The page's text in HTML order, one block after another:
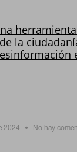
la
2024 No hay